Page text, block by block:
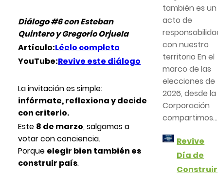
Diálogo #6 con Esteban
Quintero y Gregorio Orjuela
Artículo:Léelo completo
YouTube:Revive este diálogo
La invitación es simple:
infórmate, reflexiona y decide
con criterio.
Este 8 de marzo, salgamos a
votar con conciencia.
Porque elegir bien también es
construir país.
también es un
acto de
con nuestro
territorio En el
marco de las
elecciones de
2026, desde la
Corporación
compartimos...
Revive
Día de
Construir